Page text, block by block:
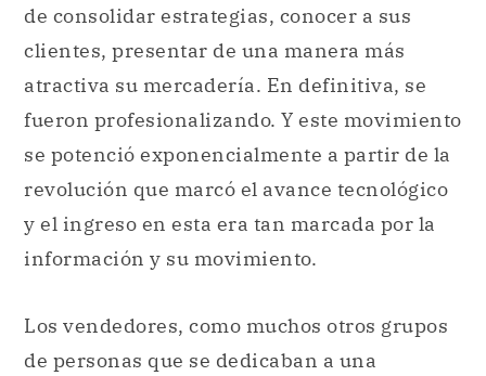
de consolidar estrategias, conocer a sus
clientes, presentar de una manera más
atractiva su mercadería. En definitiva, se
fueron profesionalizando. Y este movimiento
se potenció exponencialmente a partir de la
revolución que marcó el avance tecnológico
y el ingreso en esta era tan marcada por la
información y su movimiento.
Los vendedores, como muchos otros grupos
de personas que se dedicaban a una